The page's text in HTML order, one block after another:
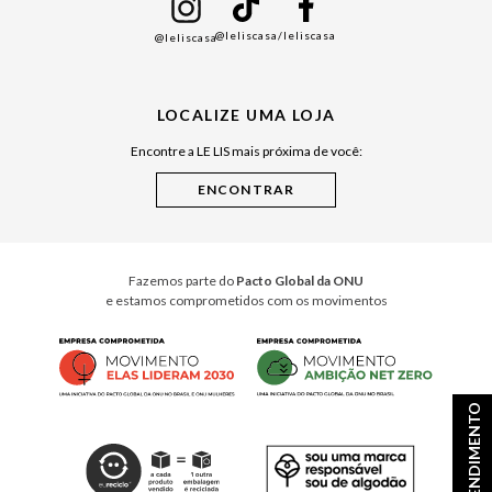
ATENDIMENTO
Cuidados Casa
@leliscasa@leliscasa/leliscasa
LOCALIZE UMA LOJA
Encontre a LE LIS mais próxima de você:
Fazemos parte do Pacto Global da ONU
e estamos comprometidos com os movimentos